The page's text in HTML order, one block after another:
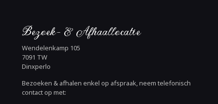
Bezoek- & Afhaallocatie
Wendelenkamp 105
7091 TW
Dinxperlo
Bezoeken & afhalen enkel op afspraak, neem telefonisch
contact op met: